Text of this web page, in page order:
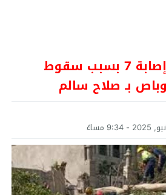
مصرع شخصين وإصابة 7 بسبب سقوط
بـ صلاح سالم